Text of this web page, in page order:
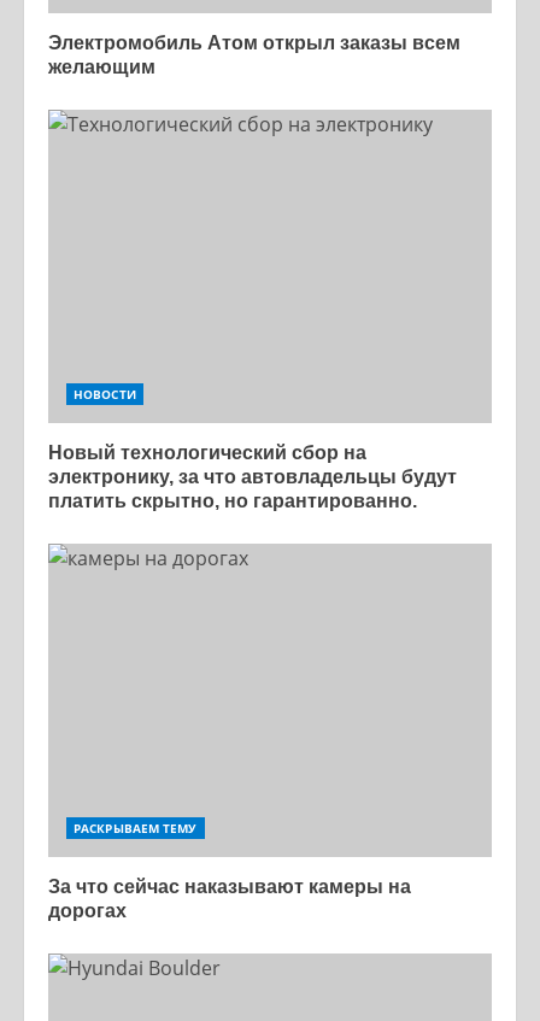
Электромобиль Атом открыл заказы всем
желающим
НОВОСТИ
Новый технологический сбор на
электронику, за что автовладельцы будут
платить скрытно, но гарантированно.
РАСКРЫВАЕМ ТЕМУ
За что сейчас наказывают камеры на
дорогах